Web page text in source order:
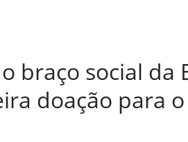
braço social da
doação para